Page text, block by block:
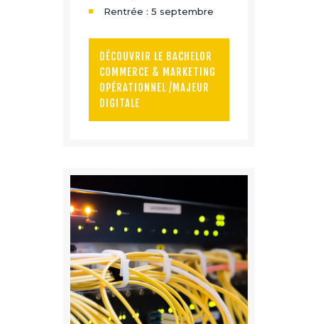
Rentrée : 5 septembre
DÉCOUVRIR LE BACHELOR
COMMERCE & MARKETING
OPÉRATIONNEL /MAJEUR
DIGITALE